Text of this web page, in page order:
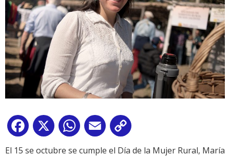
Facebook
X WhatsApp
Email
Link
El 15 se octubre se cumple el Día de la Mujer Rural, María